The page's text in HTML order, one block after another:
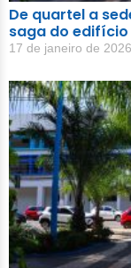
De quartel a
saga do edifício
17 de janeiro de 2026